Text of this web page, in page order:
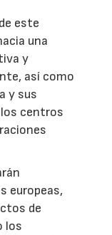
este
una
y
así como
y sus
centros
europeas,
de
los